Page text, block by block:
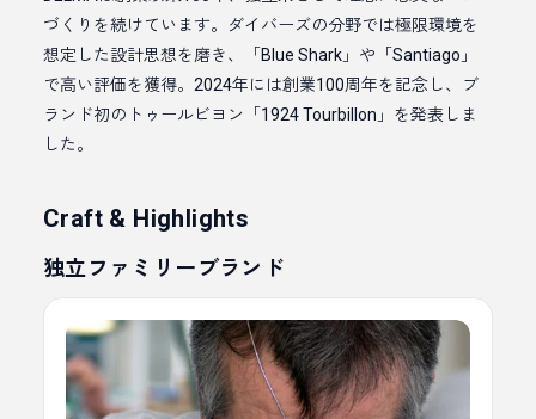
づくりを続けています。ダイバーズの分野では極限環境を
想定した設計思想を磨き、「Blue Shark」や「Santiago」
で高い評価を獲得。2024年には創業100周年を記念し、ブ
ランド初のトゥールビヨン「1924 Tourbillon」を発表しま
した。
Craft & Highlights
独立ファミリーブランド